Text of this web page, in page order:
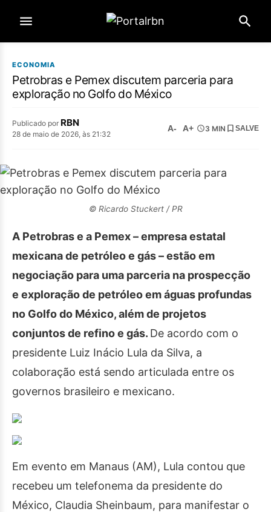
ECONOMIA
Petrobras e Pemex discutem parceria para
exploração no Golfo do México
Publicado por RBN
28 de maio de 2026, às 21:32
A- A+ 3 MIN SALVE
© Ricardo Stuckert / PR
A Petrobras e a Pemex – empresa estatal
mexicana de petróleo e gás – estão em
negociação para uma parceria na prospecção
e exploração de petróleo em águas profundas
no Golfo do México, além de projetos
conjuntos de refino e gás. De acordo com o
presidente Luiz Inácio Lula da Silva, a
colaboração está sendo articulada entre os
governos brasileiro e mexicano.
Em evento em Manaus (AM), Lula contou que
recebeu um telefonema da presidente do
México, Claudia Sheinbaum, para manifestar o